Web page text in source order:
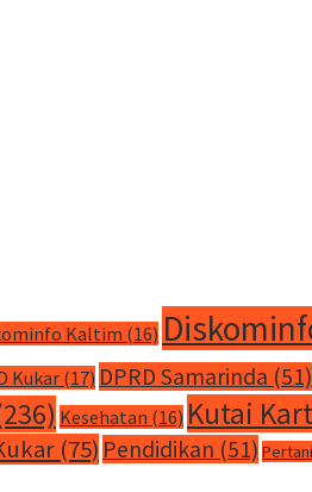
Kaltim (16)
Kukar (17) DPRD Samarinda (51)
Kesehatan (16) Kutai
(75) Pendidikan (51)